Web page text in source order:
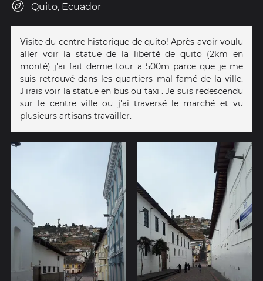
Quito, Ecuador
Visite du centre historique de quito! Après avoir voulu
aller voir la statue de la liberté de quito (2km en
monté) j'ai fait demie tour a 500m parce que je me
suis retrouvé dans les quartiers mal famé de la ville.
J'irais voir la statue en bus ou taxi . Je suis redescendu
sur le centre ville ou j'ai traversé le marché et vu
plusieurs artisans travailler.